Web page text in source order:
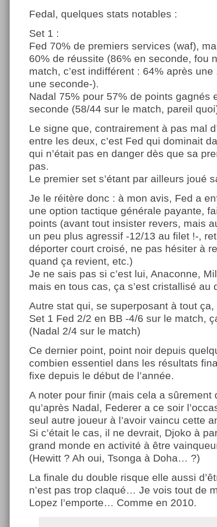
Fedal, quelques stats notables :
Set 1 :
Fed 70% de premiers services (waf),
60% de réussite (86% en seconde, fou
match, c’est indifférent : 64% après
une seconde-).
Nadal 75% pour 57% de points gagnés
seconde (58/44 sur le match, pareil
Le signe que, contrairement à pas mal
entre les deux, c’est Fed qui dominait
qui n’était pas en danger dès que sa
pas.
Le premier set s’étant par ailleurs joué
Je le réitère donc : à mon avis, Fed a
une option tactique générale payante,
points (avant tout insister revers, mais
un peu plus agressif -12/13 au filet !-,
déporter court croisé, ne pas hésiter à
quand ça revient, etc.)
Je ne sais pas si c’est lui, Anaconne,
mais en tous cas, ça s’est cristallisé au
Autre stat qui, se superposant à tout
Set 1 Fed 2/2 en BB -4/6 sur le match,
(Nadal 2/4 sur le match)
Ce dernier point, point noir depuis
combien essentiel dans les résultats
fixe depuis le début de l’année.
A noter pour finir (mais cela a sûrement
qu’après Nadal, Federer a ce soir
seul autre joueur à l’avoir vaincu cette
Si c’était le cas, il ne devrait, Djoko à
grand monde en activité à être
(Hewitt ? Ah oui, Tsonga à Doha… ?)
La finale du double risque elle aussi
n’est pas trop claqué… Je vois tout de
Lopez l’emporte… Comme en 2010.